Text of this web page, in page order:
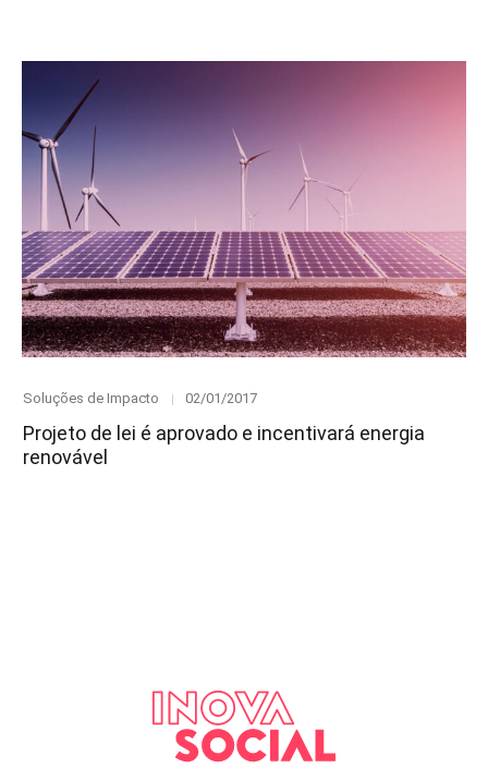
Category
Soluções de Impacto
Posted
02/01/2017
Projeto de lei é aprovado e incentivará energia
renovável